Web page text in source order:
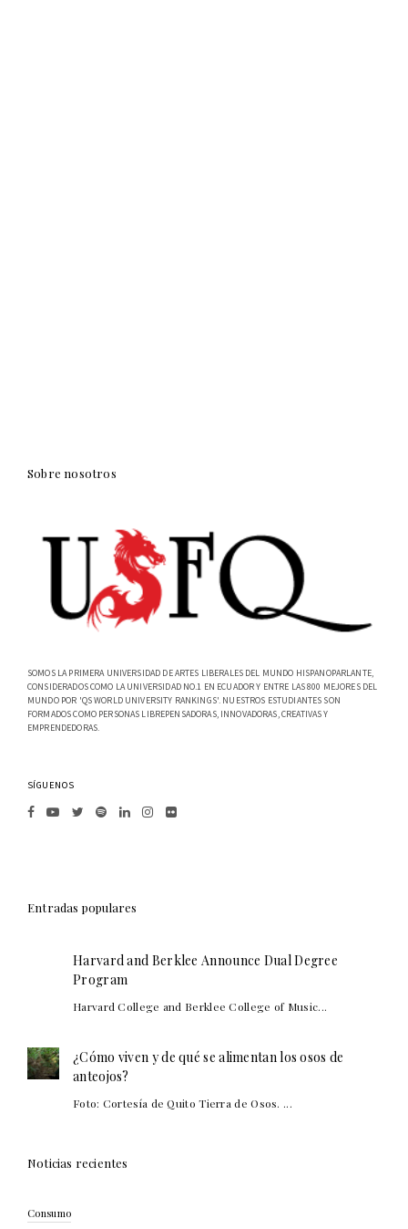
Sobre nosotros
SOMOS LA PRIMERA UNIVERSIDAD DE ARTES LIBERALES DEL MUNDO HISPANOPARLANTE,
CONSIDERADOS COMO LA UNIVERSIDAD NO.1 EN ECUADOR Y ENTRE LAS 800 MEJORES DEL
MUNDO POR 'QS WORLD UNIVERSITY RANKINGS'. NUESTROS ESTUDIANTES SON
FORMADOS COMO PERSONAS LIBREPENSADORAS, INNOVADORAS, CREATIVAS Y
EMPRENDEDORAS.
SÍGUENOS
Entradas populares
Harvard and Berklee Announce Dual Degree
Program
Harvard College and Berklee College of Music...
¿Cómo viven y de qué se alimentan los osos de
anteojos?
Foto: Cortesía de Quito Tierra de Osos. ...
Noticias recientes
Consumo